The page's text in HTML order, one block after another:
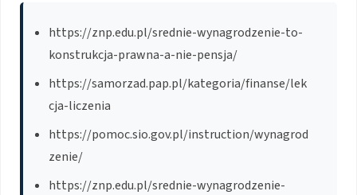
https://znp.edu.pl/srednie-wynagrodzenie-to-
konstrukcja-prawna-a-nie-pensja/
https://samorzad.pap.pl/kategoria/finanse/lek
cja-liczenia
https://pomoc.sio.gov.pl/instruction/wynagrod
zenie/
https://znp.edu.pl/srednie-wynagrodzenie-